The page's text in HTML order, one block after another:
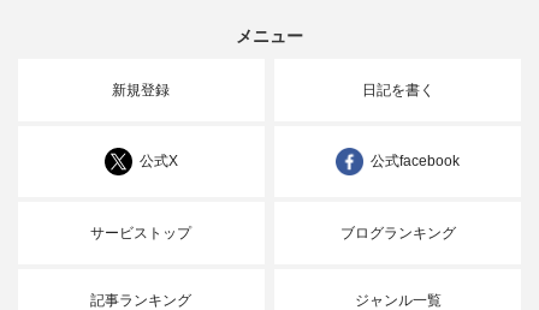
メニュー
新規登録 日記を書く
公式X 公式facebook
サービストップ ブログランキング
記事ランキング ジャンル一覧